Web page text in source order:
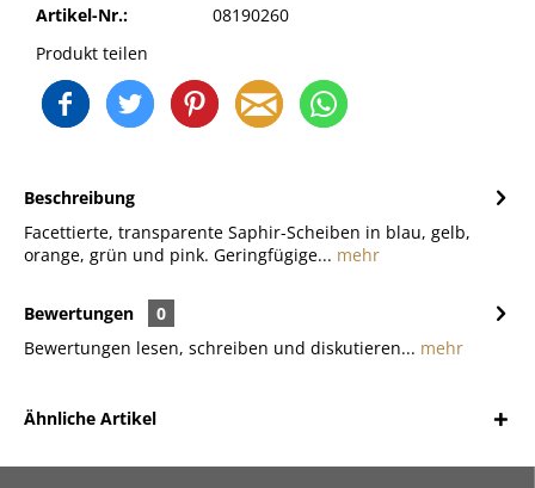
Artikel-Nr.:
08190260
Produkt teilen
Beschreibung
Facettierte, transparente Saphir-Scheiben in blau, gelb,
orange, grün und pink. Geringfügige... mehr
Bewertungen
0
Bewertungen lesen, schreiben und diskutieren... mehr
Ähnliche Artikel